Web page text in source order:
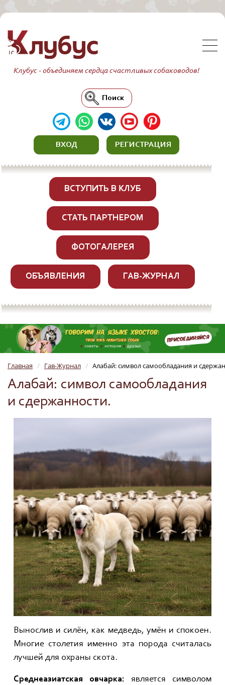
Клубус - объединяем сердца счастливых собаководов!
Поиск
ВХОД РЕГИСТРАЦИЯ
ВСТУПИТЬ В КЛУБ
СТАТЬ ПАРТНЕРОМ
ФОТОГАЛЕРЕЯ
ОБЪЯВЛЕНИЯ ГАВ-ЖУРНАЛ
Главная / Гав-Журнал / Алабай: символ самообладания и
Алабай: символ самообладания
и сдержанности.
Вынослив и силён, как медведь, умён и спокоен.
Многие столетия именно эта порода считалась
лучшей для охраны скота.
Среднеазиатская овчарка: является символом